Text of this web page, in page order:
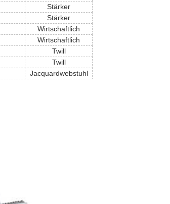
Stärker
Stärker
Wirtschaftlich
Wirtschaftlich
Twill
Twill
Jacquardwebstuhl